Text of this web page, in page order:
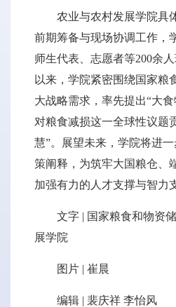
农业与农村发展学院具
前期筹备与现场协调工作，
师生代表、志愿者等200余
以来，学院紧密围绕国家粮
大战略需求，率先提出“大
对粮食减损这一全球性议题
慧”。展望未来，学院将进
策阐释，为筑牢大国粮仓、
加强有力的人才支撑与智力
文字 | 国家粮食和物资
展学院
图片 | 崔晨
编辑 | 裴庆祥 李怡风